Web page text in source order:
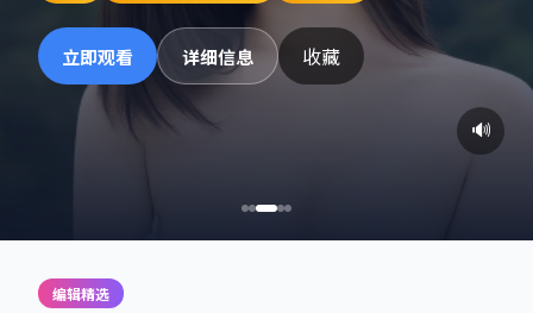
立即观看 详细信息 收藏
🔊
编辑精选